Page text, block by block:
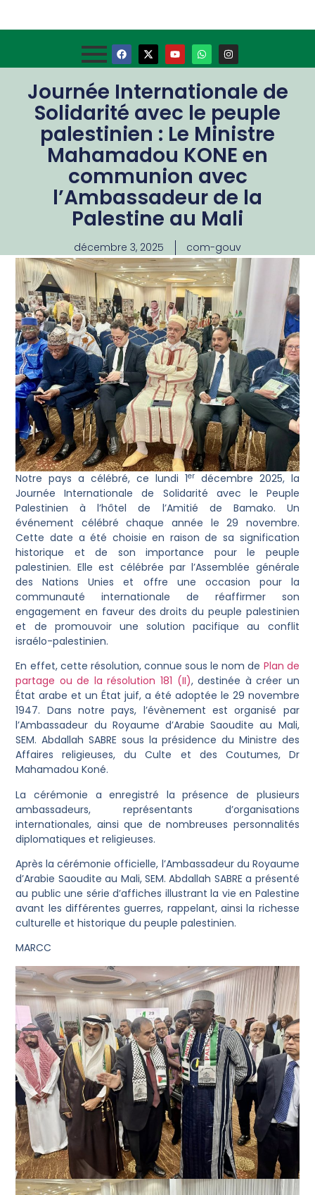
Journée Internationale de
Solidarité avec le peuple
palestinien : Le Ministre
Mahamadou KONE en
communion avec
l’Ambassadeur de la
Palestine au Mali
décembre 3, 2025 com-gouv
Notre pays a célébré, ce lundi 1erdécembre 2025, la
Journée Internationale de Solidarité avec le Peuple
Palestinien à l’hôtel de l’Amitié de Bamako. Un
événement célébré chaque année le 29 novembre.
Cette date a été choisie en raison de sa signification
historique et de son importance pour le peuple
palestinien. Elle est célébrée par l’Assemblée générale
des Nations Unies et offre une occasion pour la
communauté internationale de réaffirmer son
engagement en faveur des droits du peuple palestinien
et de promouvoir une solution pacifique au conflit
israélo-palestinien.
En effet, cette résolution, connue sous le nom de Plan de
partage ou de la résolution 181 (II), destinée à créer un
État arabe et un État juif, a été adoptée le 29 novembre
1947. Dans notre pays, l’évènement est organisé par
l’Ambassadeur du Royaume d’Arabie Saoudite au Mali,
SEM. Abdallah SABRE sous la présidence du Ministre des
Affaires religieuses, du Culte et des Coutumes, Dr
Mahamadou Koné.
La cérémonie a enregistré la présence de plusieurs
ambassadeurs, représentants d’organisations
internationales, ainsi que de nombreuses personnalités
diplomatiques et religieuses.
Après la cérémonie officielle, l’Ambassadeur du Royaume
d’Arabie Saoudite au Mali, SEM. Abdallah SABRE a présenté
au public une série d’affiches illustrant la vie en Palestine
avant les différentes guerres, rappelant, ainsi la richesse
culturelle et historique du peuple palestinien.
MARCC